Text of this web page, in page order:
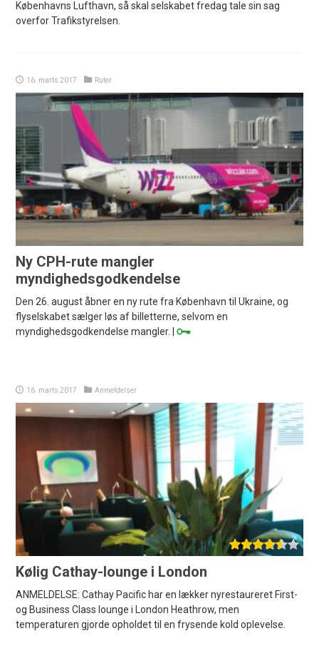
Københavns Lufthavn, så skal selskabet fredag tale sin sag
overfor Trafikstyrelsen.
16. marts 2017 Ruter
Ny CPH-rute mangler
myndighedsgodkendelse
Den 26. august åbner en ny rute fra København til Ukraine, og
flyselskabet sælger løs af billetterne, selvom en
myndighedsgodkendelse mangler. |
16. marts 2017 Anmeldelser
Kølig Cathay-lounge i London
ANMELDELSE: Cathay Pacific har en lækker nyrestaureret First-
og Business Class lounge i London Heathrow, men
temperaturen gjorde opholdet til en frysende kold oplevelse.